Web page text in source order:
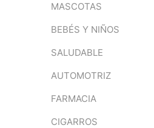
MASCOTAS
BEBÉS Y NIÑOS
SALUDABLE
AUTOMOTRIZ
FARMACIA
CIGARROS